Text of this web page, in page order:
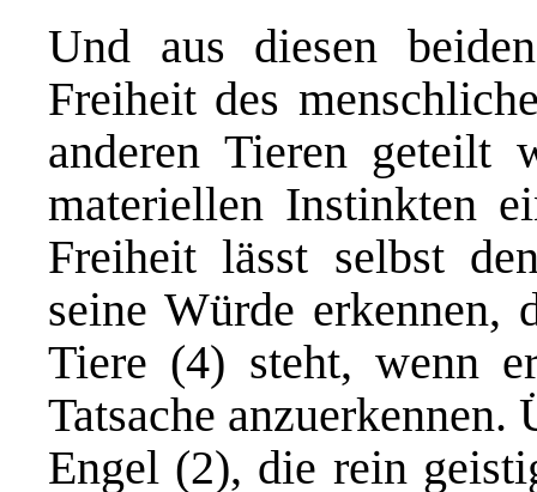
Und aus diesen
Freiheit des
anderen Tieren
materiellen Instinkten
Freiheit lässt selbst
seine Würde erkennen,
Tiere (4) steht, wenn
Tatsache anzuerkennen.
Engel (2), die rein